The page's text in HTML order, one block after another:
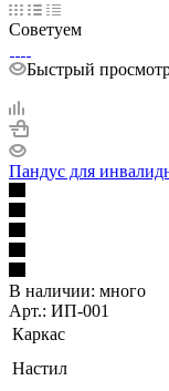
Советуем
Быстрый
Пандус для
В наличии: много
Арт.: ИП-001
Каркас
Настил